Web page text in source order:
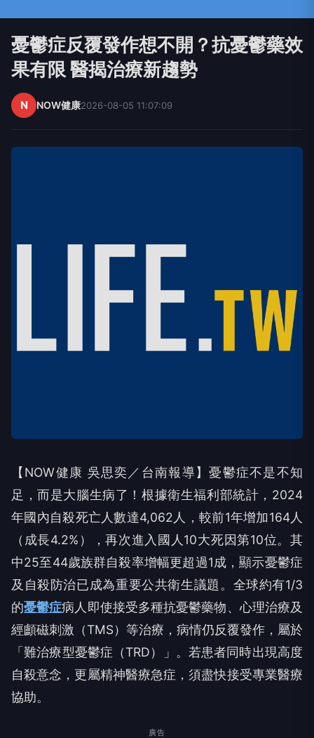
憂鬱症反覆發作想不開？抗憂鬱藥效
果有限 醫揭治療新趨勢
N NOW健康2026-08-05 11:07:09
【NOW健康 吳思奕／台南報導】憂鬱症不是不知
足，而是大腦生病了！根據衛生福利部統計，2024
年國內自殺死亡人數達4,062人，較前1年增加164人
（成長4.2%），再次進入國人10大死因第10位。其
中25至44歲族群自殺率增幅更超過1成，顯示憂鬱症
及自殺防治已成為重要公共衛生議題。全球約有1/3
的憂鬱症病人即使接受多種抗憂鬱藥物、心理治療及
經顱磁刺激（TMS）等治療，病情仍反覆發作，屬於
「難治療型憂鬱症（TRD）」。若患者同時出現高度
自殺意念，更屬精神醫療急症，須盡快接受專業醫療
協助。
廣告